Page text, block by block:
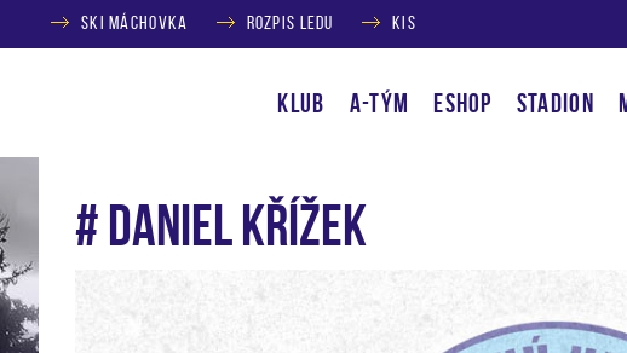
SKI MÁCHOVKA ROZPIS LEDU KIS
KLUB A-TÝM ESHOP STADION
# Daniel Křížek